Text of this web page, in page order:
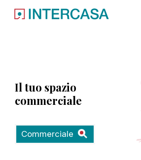
Il tuo spazio
commerciale
Commerciale